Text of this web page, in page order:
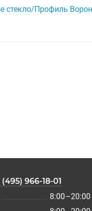
стекло/Профиль
(495) 966-18-01
8:00–20:00